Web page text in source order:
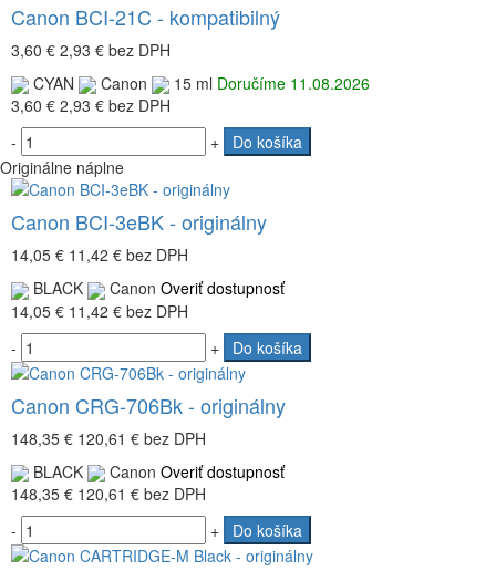
Canon BCI-21C - kompatibilný
3,60 € 2,93 € bez DPH
CYAN
Canon 15 ml Doručíme 11.08.2026
3,60 € 2,93 € bez DPH
-
+
Do košíka
Originálne náplne
Canon BCI-3eBK - originálny
14,05 € 11,42 € bez DPH
BLACK
Canon Overiť dostupnosť
14,05 € 11,42 € bez DPH
-
+ Do košíka
Canon CRG-706Bk - originálny
148,35 € 120,61 € bez DPH
BLACK
Canon Overiť dostupnosť
148,35 € 120,61 € bez DPH
-
+ Do košíka